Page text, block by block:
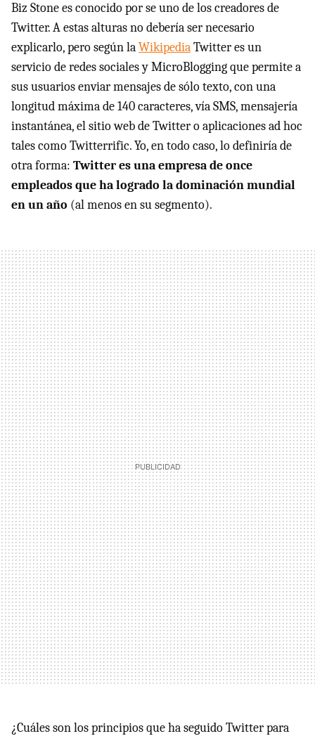
Biz Stone es conocido por se uno de los creadores de
Twitter. A estas alturas no debería ser necesario
explicarlo, pero según laWikipediaTwitter es un
servicio de redes sociales y MicroBlogging que permite a
sus usuarios enviar mensajes de sólo texto, con una
longitud máxima de 140 caracteres, vía SMS, mensajería
instantánea, el sitio web de Twitter o aplicaciones ad hoc
tales como Twitterrific. Yo, en todo caso, lo definiría de
otra forma: Twitter es una empresa de once
empleados que ha logrado la dominación mundial
en un año (al menos en su segmento).
¿Cuáles son los principios que ha seguido Twitter para